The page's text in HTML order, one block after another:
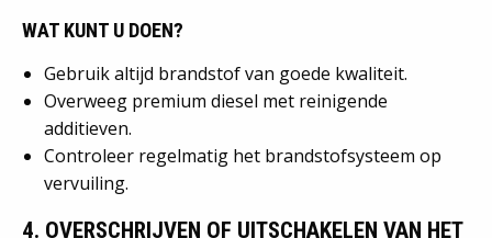
WAT KUNT U DOEN?
Gebruik altijd brandstof van goede kwaliteit.
Overweeg premium diesel met reinigende
additieven.
Controleer regelmatig het brandstofsysteem op
vervuiling.
4. OVERSCHRIJVEN OF UITSCHAKELEN VAN HET